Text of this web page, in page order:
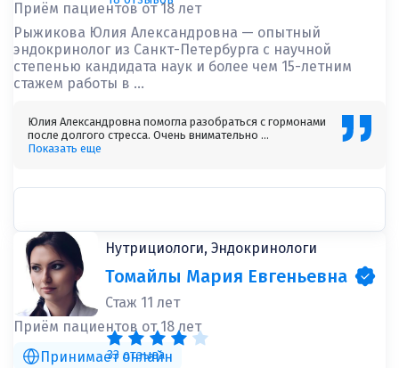
Приём пациентов от 18 лет
Рыжикова Юлия Александровна — опытный
эндокринолог из Санкт-Петербурга с научной
степенью кандидата наук и более чем 15-летним
стажем работы в ...
Юлия Александровна помогла разобраться с гормонами
после долгого стресса. Очень внимательно ...
Показать еще
33 отзыва
Нутрициологи, Эндокринологи
Томайлы Мария Евгеньевна
Стаж 11 лет
Приём пациентов от 18 лет
Принимает онлайн